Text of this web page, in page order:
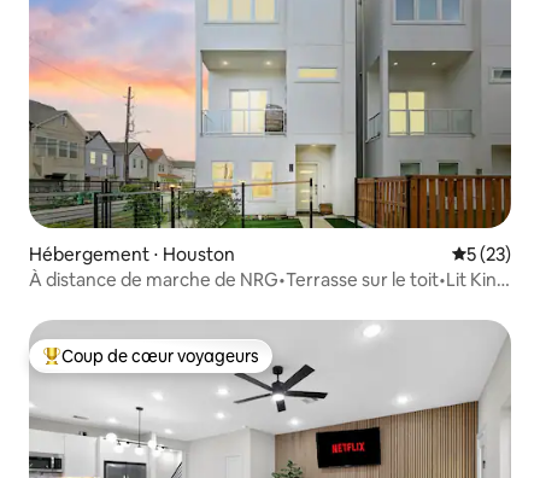
Hébergement ⋅ Houston
5 (23)
À distance de marche de NRG•Terrasse sur le toit•Lit King
Coups de cœur voyageurs les plus appréciés
Coup de cœur voyageurs